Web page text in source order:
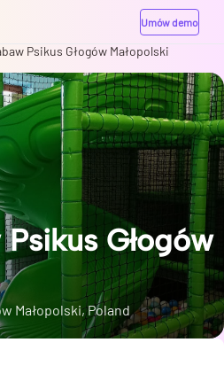
Umów demo
Psikus Głogów Małopolski
Głogów
Małopolski, Poland